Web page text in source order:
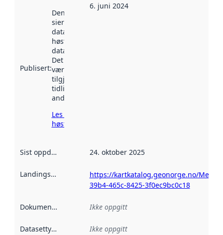
Publisert:
Denne datoen
sier når
datasettet ble
høstet av
data.norge.no.
Det kan ha
vært
tilgjengelig
tidligere
andre steder.
Les mer om
høsting her
6. juni 2024
Sist oppdatert 24. oktober 2025
Landingsside
https://kartkatalog.geonorge.no/
39b4-465c-8425-3f0ec9bc0c18
Dokumentasjon Ikke oppgitt
Datasettype Ikke oppgitt